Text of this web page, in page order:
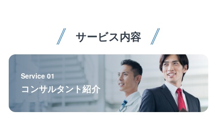
に業務に携わっていただきます。先輩・後輩、プロパ
ー、中途社員関係なくお互いの意見を発しやすいフラ
地域密着にて、エンジニアリング力を生かし、施工管
理のプロフェッショナルを目指していただきます。自
社一気通貫のプロジェクトが多いため、設計・営業と
サービス内容
Service 01
コンサルタント紹介